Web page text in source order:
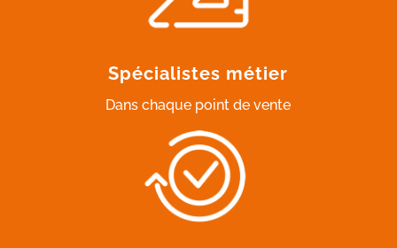
Spécialistes métier
Dans chaque point de vente